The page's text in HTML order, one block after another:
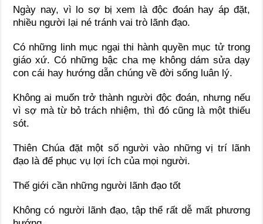
Ngày nay, vì lo sợ bị xem là độc đoán hay áp đặt,
nhiều người lại né tránh vai trò lãnh đạo.
Có những linh mục ngại thi hành quyền mục tử trong
giáo xứ. Có những bậc cha mẹ không dám sửa dạy
con cái hay hướng dẫn chúng về đời sống luân lý.
Không ai muốn trở thành người độc đoán, nhưng nếu
vì sợ mà từ bỏ trách nhiệm, thì đó cũng là một thiếu
sót.
Thiên Chúa đặt một số người vào những vị trí lãnh
đạo là để phục vụ lợi ích của mọi người.
Thế giới cần những người lãnh đạo tốt
Không có người lãnh đạo, tập thể rất dễ mất phương